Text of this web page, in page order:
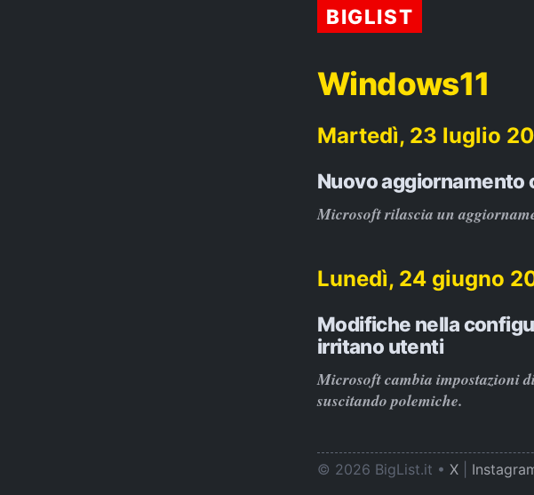
BIGLIST
Windows11
Martedì, 23 luglio
Nuovo aggiornamento
Microsoft rilascia un
Lunedì, 24 giugno
Modifiche nella
irritano utenti
Microsoft cambia impostazioni
suscitando polemiche.
© 2026 BigList.it • X